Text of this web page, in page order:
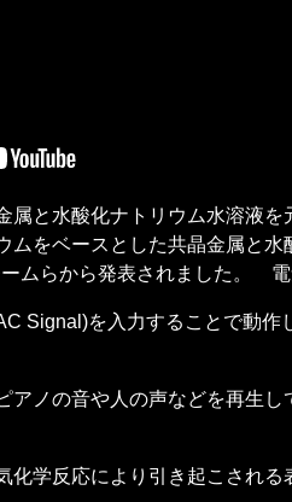
属と水酸化ナトリウム水溶液
ムをベースとした共晶金属と
ムらから発表されました。
Signal)を入力することで
アノの音や人の声などを再生
化学反応により引き起こされ